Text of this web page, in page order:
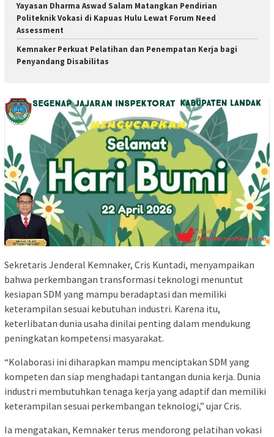
Yayasan Dharma Aswad Salam Matangkan Pendirian
Politeknik Vokasi di Kapuas Hulu Lewat Forum Need
Assessment
Kemnaker Perkuat Pelatihan dan Penempatan Kerja bagi
Penyandang Disabilitas
Sekretaris Jenderal Kemnaker, Cris Kuntadi, menyampaikan
bahwa perkembangan transformasi teknologi menuntut
kesiapan SDM yang mampu beradaptasi dan memiliki
keterampilan sesuai kebutuhan industri. Karena itu,
keterlibatan dunia usaha dinilai penting dalam mendukung
peningkatan kompetensi masyarakat.
“Kolaborasi ini diharapkan mampu menciptakan SDM yang
kompeten dan siap menghadapi tantangan dunia kerja. Dunia
industri membutuhkan tenaga kerja yang adaptif dan memiliki
keterampilan sesuai perkembangan teknologi,” ujar Cris.
Ia mengatakan, Kemnaker terus mendorong pelatihan vokasi